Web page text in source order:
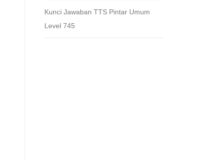
Kunci Jawaban TTS Pintar Umum
Level 745